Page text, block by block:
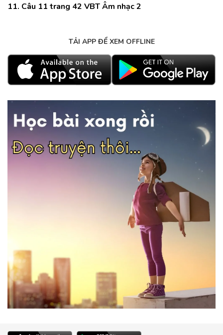
11. Câu 11 trang 42 VBT Âm nhạc 2
TẢI APP ĐỂ XEM OFFLINE